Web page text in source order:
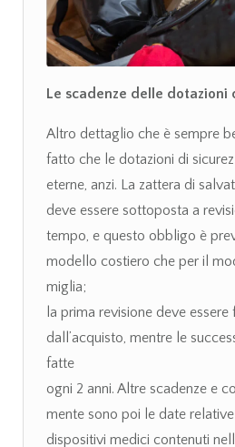
Le scadenze delle dotazioni
Altro dettaglio che è sempre
fatto che le dotazioni di
eterne, anzi. La zattera di
deve essere sottoposta a
tempo, e questo obbligo è
modello costiero che per il
miglia;
la prima revisione deve essere
dall’acquisto, mentre le
fatte
ogni 2 anni. Altre scadenze e
mente sono poi le date
dispositivi medici contenuti